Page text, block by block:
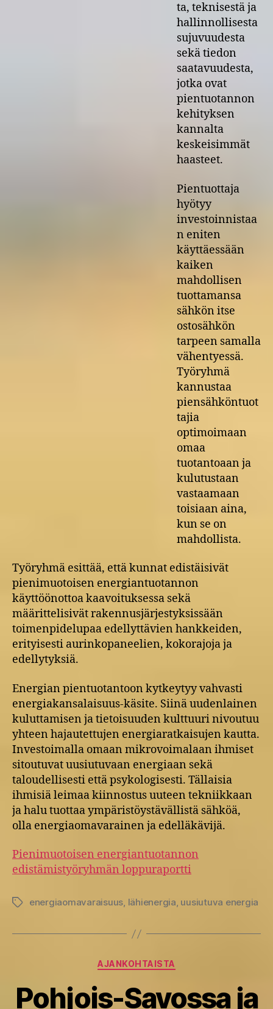
ta, teknisestä ja
hallinnollisesta
sujuvuudesta
sekä tiedon
saatavuudesta,
jotka ovat
pientuotannon
kehityksen
kannalta
keskeisimmät
haasteet.
Pientuottaja
hyötyy
investoinnistaa
n eniten
käyttäessään
kaiken
mahdollisen
tuottamansa
sähkön itse
ostosähkön
tarpeen samalla
vähentyessä.
Työryhmä
kannustaa
piensähköntuot
tajia
optimoimaan
omaa
tuotantoaan ja
kulutustaan
vastaamaan
toisiaan aina,
kun se on
mahdollista.
Työryhmä esittää, että kunnat edistäisivät
pienimuotoisen energiantuotannon
käyttöönottoa kaavoituksessa sekä
määrittelisivät rakennusjärjestyksissään
toimenpidelupaa edellyttävien hankkeiden,
erityisesti aurinko­paneelien, kokorajoja ja
edellytyksiä.
Energian pientuotantoon kytkeytyy vahvasti
energiakansalaisuus-käsite. Siinä uudenlainen
kuluttamisen ja tietoisuuden kulttuuri nivoutuu
yhteen hajautettujen energiaratkaisujen kautta.
Investoimalla omaan mikro­voimalaan ihmiset
sitoutuvat uusiutuvaan energiaan sekä
taloudellisesti että psykologisesti. Tällaisia
ihmisiä leimaa kiinnostus uuteen tekniikkaan
ja halu tuottaa ympäristöystävällistä sähköä,
olla energiaomavarainen ja edelläkävijä.
Pienimuotoisen energiantuotannon
edistämistyöryhmän loppuraportti
Avainsanat
energiaomavaraisuus, lähienergia, uusiutuva energia
Kategoriat
AJANKOHTAISTA
Pohjois-Savossa ja